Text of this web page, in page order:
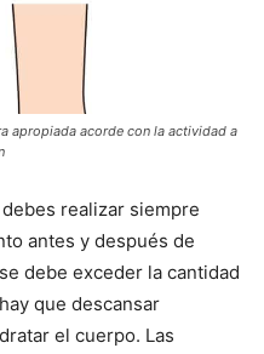
apropiada acorde con la actividad a
realizar siempre
antes y después de
debe exceder la cantidad
que descansar
el cuerpo. Las